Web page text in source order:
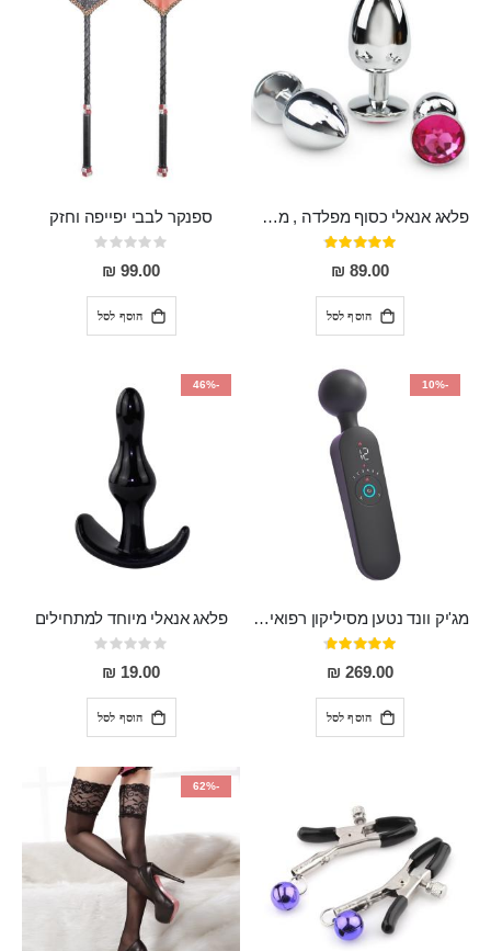
פלאג אנאלי כסוף מפלדה , מתאים ללבישה מתחת לבגדים, בגודל 7.3 על 2.8 ס"מ
דירוג:
97%
89.00 ₪
הוסף לסל
ספנקר לבבי יפייפה וחזק
Rating:
0%
99.00 ₪
הוסף לסל
-10%
מג'יק וונד נטען מסיליקון רפואי חזק בעל 12 מצבי רטט ו6 מהירויות שונות ROMI
דירוג:
93%
269.00 ₪
הוסף לסל
-46%
פלאג אנאלי מיוחד למתחילים
Rating:
0%
19.00 ₪
הוסף לסל
-62%